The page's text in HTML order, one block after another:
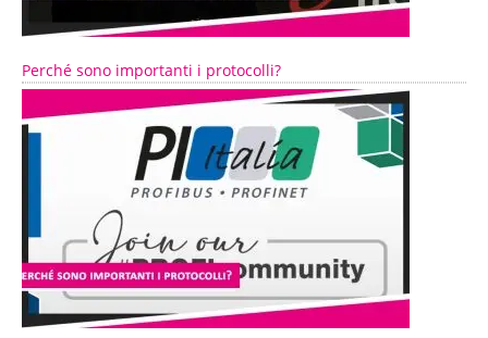
Perché sono importanti i protocolli?